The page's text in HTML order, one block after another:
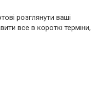
розглянути ваші
все в короткі терміни,